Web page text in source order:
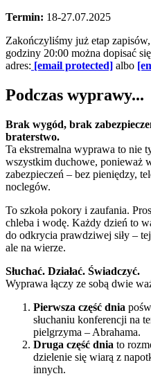
Termin: 18-27.07.2025
Zakończyliśmy już etap
godziny 20:00 można dopisać
adres: [email protected] albo
Podczas wyprawy...
Brak wygód, brak
braterstwo.
Ta ekstremalna wyprawa to nie
wszystkim duchowe, ponieważ
zabezpieczeń – bez pieniędzy,
noclegów.
To szkoła pokory i zaufania.
chleba i wodę. Każdy dzień to
do odkrycia prawdziwej siły –
ale na wierze.
Słuchać. Działać. Świadczyć.
Wyprawa łączy ze sobą dwie
Pierwsza część dnia
słuchaniu konferencji na
pielgrzyma – Abrahama.
Druga część dnia to
dzielenie się wiarą z
innych.